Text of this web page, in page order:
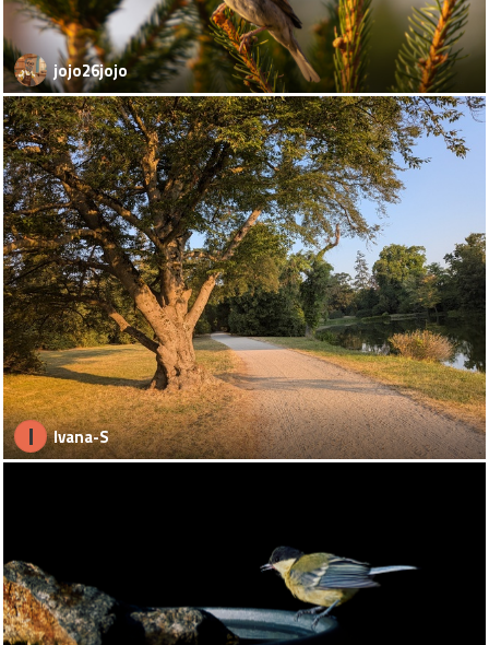
jojo26jojo
I Ivana-S